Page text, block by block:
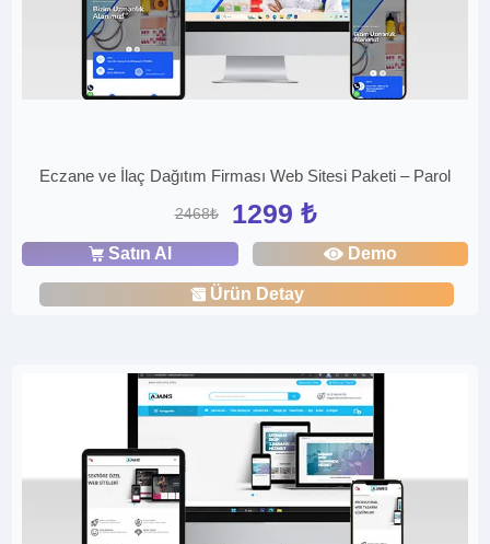
Eczane ve İlaç Dağıtım Firması Web Sitesi Paketi – Parol
2468₺ 1299 ₺
Satın Al Demo
Ürün Detay